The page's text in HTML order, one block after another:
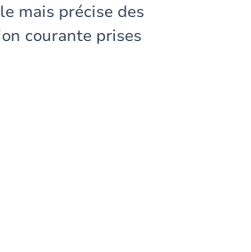
mais précise des
courante prises